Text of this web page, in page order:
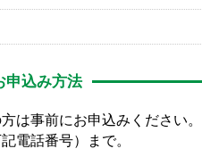
申込み方法
は事前にお申込みください。
電話番号）まで。